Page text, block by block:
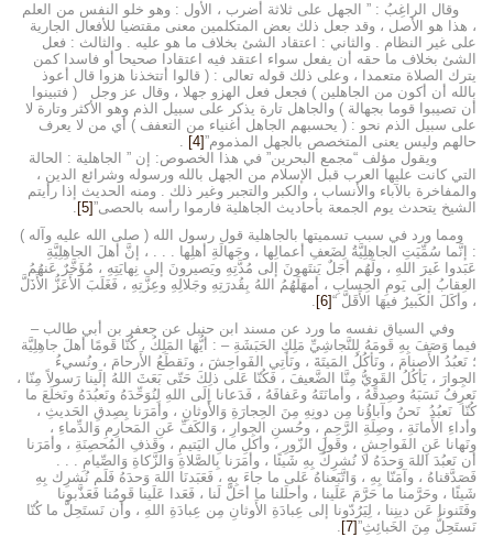
وقال الراغِبُ : ” الجهل على ثلاثة أضرب ، الأول : وهو خلو النفس من العلم
، هذا هو الأصل ، وقد جعل ذلك بعض المتكلمين معنى مقتضيا للأفعال الجارية
على غير النظام . والثاني : اعتقاد الشئ بخلاف ما هو عليه . والثالث : فعل
الشئ بخلاف ما حقه أن يفعل سواء اعتقد فيه اعتقادا صحيحا أو فاسدا كمن
يترك الصلاة متعمدا ، وعلى ذلك قوله تعالى : ( قالوا أتتخذنا هزوا قال أعوذ
بالله أن أكون من الجاهلين ) فجعل فعل الهزو جهلا ، وقال عز وجل ( فتبينوا
أن تصيبوا قوما بجهالة ) والجاهل تارة يذكر على سبيل الذم وهو الأكثر وتارة لا
على سبيل الذم نحو : ( يحسبهم الجاهل أغنياء من التعفف ) أي من لا يعرف
حالهم وليس يعنى المتخصص بالجهل المذموم”[4]
.
ويقول مؤلف “مجمع البحرين” في هذا الخصوص: إن ” الجاهلية : الحالة
التي كانت عليها العرب قبل الإسلام من الجهل بالله ورسوله وشرائع الدين ،
والمفاخرة بالآباء والأنساب ، والكبر والتجبر وغير ذلك . ومنه الحديث إذا رأيتم
الشيخ يتحدث يوم الجمعة بأحاديث الجاهلية فارموا رأسه بالحصى”[5]
.
ومما ورد في سبب تسميتها بالجاهلية قول رسول الله ( صلى الله عليه وآله )
: إنَّما سُمِّيَتِ الجاهِلِيَّةُ لِضَعفِ أعمالِها ، وجَهالَةِ أهلِها . . . ، إنَّ أهلَ الجاهِلِيَّةِ
عَبَدوا غَيرَ اللهِ ، ولَهُم أجَلٌ يَنتَهونَ إلى مُدَّتِهِ ويَصيرونَ إلى نِهايَتِهِ ، مُؤَخَّرٌ عَنهُمُ
العِقابُ إلى يَومِ الحِسابِ ، أمهَلَهُمُ اللهُ بِقُدرَتِهِ وجَلالِهِ وعِزَّتِهِ ، فَغَلَبَ الأَعَزُّ الأَذَلَّ
، وأكَلَ الكَبيرُ فيهَا الأَقَلَّ “[6]
.
وفي السياق نفسه ما ورد عن مسند ابن حنبل عن جعفر بن أبي طالب –
فيما وَصَفَ بِهِ قَومَهُ لِلنَّجاشِيِّ مَلِكِ الحَبَشَةِ – : أيُّهَا المَلِكُ ، كُنّا قَومًا أهلَ جاهِلِيَّة
؛ نَعبُدُ الأَصنامَ ، ونَأكُلُ المَيتَةَ ، ونَأتِي الفَواحِشَ ، ونَقطَعُ الأَرحامَ ، ونُسيءُ
الجِوارَ ، يَأكُلُ القَوِيُّ مِنَّا الضَّعيفَ ، فَكُنّا عَلى ذلِكَ حَتّى بَعَثَ اللهُ إلَينا رَسولاً مِنّا ،
نَعرِفُ نَسَبَهُ وصِدقَهُ ، وأمانَتَهُ وعَفافَهُ ، فَدَعانا إلَى اللهِ لِنُوَحِّدَهُ ونَعبُدَهُ ونَخلَعَ ما
كُنّا نَعبُدُ نَحنُ وآباؤُنا مِن دونِهِ مِنَ الحِجارَةِ وَالأَوثانِ ، وأمَرَنا بِصِدقِ الحَديثِ ،
وأداءِ الأَمانَةِ ، وصِلَةِ الرَّحِمِ ، وحُسنِ الجِوارِ ، وَالكَفِّ عَنِ المَحارِمِ وَالدِّماءِ ،
ونَهانا عَنِ الفَواحِشِ ، وقَولِ الزّورِ ، وأكلِ مالِ اليَتيمِ ، وقَذفِ المُحصِنَةِ ، وأمَرَنا
أن نَعبُدَ اللهَ وَحدَهُ لا نُشرِكُ بِهِ شَيئًا ، وأمَرَنا بِالصَّلاةِ وَالزَّكاةِ وَالصِّيامِ . . .
فَصَدَّقناهُ ، وآمَنّا بِهِ ، وَاتَّبَعناهُ عَلى ما جاءَ بِهِ ، فَعَبَدنَا اللهَ وَحدَهُ فَلَم نُشرِك بِهِ
شَيئًا ، وحَرَّمنا ما حَرَّمَ عَلَينا ، وأحلَلنا ما أحَلَّ لَنا ، فَعَدا عَلَينا قَومُنا فَعَذَّبونا
وفَتَنونا عَن دينِنا ، لِيَرُدّونا إلى عِبادَةِ الأَوثانِ مِن عِبادَةِ اللهِ ، وأن نَستَحِلَّ ما كُنّا
نَستَحِلُّ مِنَ الخَبائِثِ”[7]
.